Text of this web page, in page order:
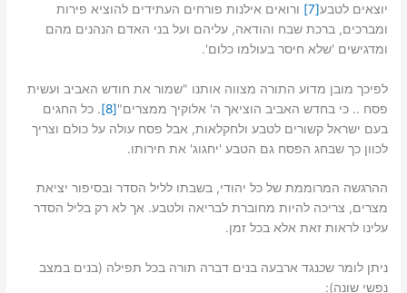
יוצאים לטבע[7]
ורואים אילנות פורחים העתידים להוציא פירות
ומברכים, ברכת שבח והודאה, עליהם ועל בני האדם הנהנים מהם
ומדגישים 'שלא חיסר בעולמו כלום'.
לפיכך מובן מדוע התורה מצווה אותנו "שמור את חודש האביב ועשית
פסח .. כי בחדש האביב הוציאך ה' אלוקיך ממצרים"[8]
. כל החגים
בעם ישראל קשורים לטבע ולחקלאות, אבל פסח עולה על כולם וצריך
לכוון כך שבחג הפסח גם הטבע 'יחגוג' את חירותו.
ההרגשה המרוממת של כל יהודי, בשבתו לליל הסדר ובסיפור יציאת
מצרים, צריכה להיות מחוברת לבריאה ולטבע. אך לא רק בליל הסדר
עלינו לראות זאת אלא בכל זמן.
ניתן לומר שכנגד ארבעה בנים דברה תורה בכל תפילה (בנים במצב
נפשי שונה):